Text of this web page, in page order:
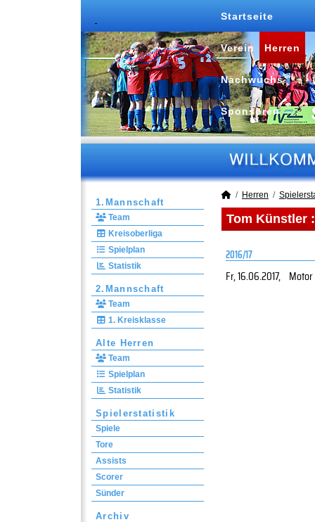
Startseite
Verein Herren
Nachwuchs
Sponsoren
1.Mannschaft
Team
Kreisoberliga
Spielplan
Statistik
2.Mannschaft
Team
1. Kreisklasse
Alte Herren
Team
Spielplan
Statistik
Spielerstatistik
Spiele
Tore
Assists
Scorer
Sünder
Archiv
Herren
Tom Künstler
2016/17
Fr, 16.06.2017,